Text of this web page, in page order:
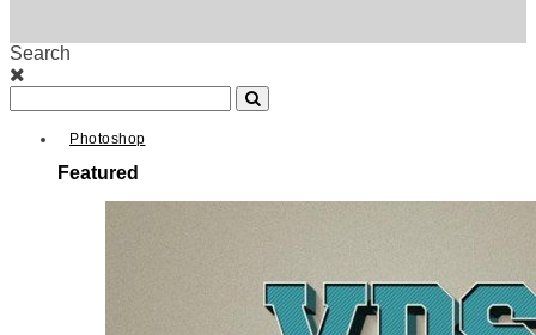
Search
Photoshop
Featured